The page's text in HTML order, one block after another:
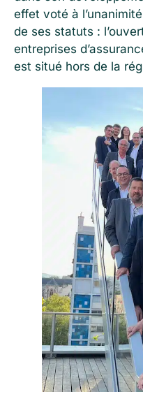
effet voté à
de ses statuts :
entreprises
est situé hors de la